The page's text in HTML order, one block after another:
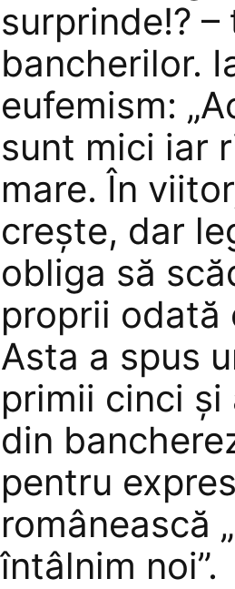
surprinde!?
bancherilor.
eufemism:
sunt mici iar
mare. În
creşte, dar
obliga să
proprii odată
Asta a spus
primii cinci
din
pentru
românească
întâlnim noi”.